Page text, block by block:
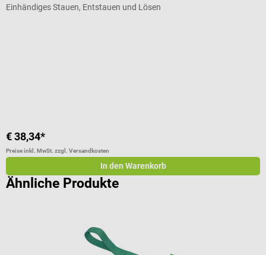
Einhändiges Stauen, Entstauen und Lösen
€ 38,34*
Preise inkl. MwSt. zzgl. Versandkosten
In den Warenkorb
Ähnliche Produkte